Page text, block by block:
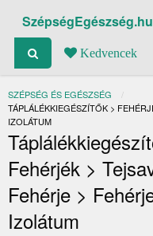
SzépségEgészség.hu
Kedvencek
SZÉPSÉG ÉS EGÉSZSÉG
JELENLEGI:
TÁPLÁLÉKKIEGÉSZÍTŐK >
IZOLÁTUM
Fehérjék >
Fehérje >
Izolátum